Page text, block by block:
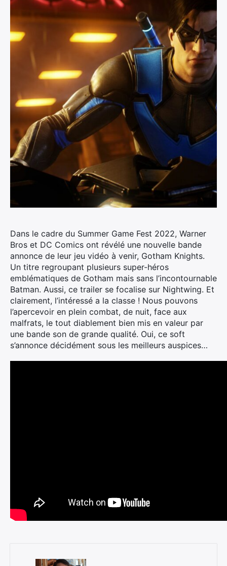
Dans le cadre du Summer Game Fest 2022, Warner
Bros et DC Comics ont révélé une nouvelle bande
annonce de leur jeu vidéo à venir, Gotham Knights.
Un titre regroupant plusieurs super-héros
emblématiques de Gotham mais sans l’incontournable
Batman. Aussi, ce trailer se focalise sur Nightwing. Et
clairement, l’intéressé a la classe ! Nous pouvons
l’apercevoir en plein combat, de nuit, face aux
malfrats, le tout diablement bien mis en valeur par
une bande son de grande qualité. Oui, ce soft
s’annonce décidément sous les meilleurs auspices…